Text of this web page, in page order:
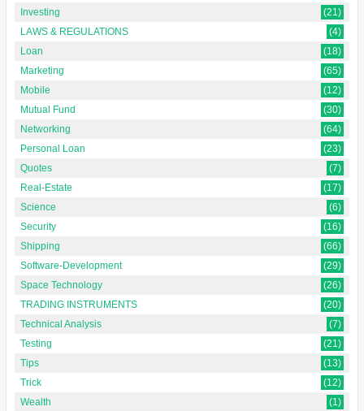
Investing
(21)
LAWS & REGULATIONS
(4)
Loan
(18)
Marketing
(65)
Mobile
(12)
Mutual Fund
(30)
Networking
(64)
Personal Loan
(23)
Quotes
(7)
Real-Estate
(17)
Science
(6)
Security
(16)
Shipping
(66)
Software-Development
(29)
Space Technology
(26)
TRADING INSTRUMENTS
(20)
Technical Analysis
(7)
Testing
(21)
Tips
(13)
Trick
(12)
Wealth
(1)